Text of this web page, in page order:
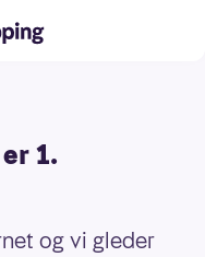
1.
og vi gleder